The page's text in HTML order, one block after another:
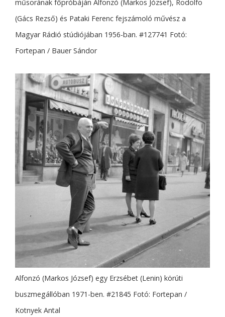
műsorának főpróbáján Alfonzó (Markos József), Rodolfo
(Gács Rezső) és Pataki Ferenc fejszámoló művész a
Magyar Rádió stúdiójában 1956-ban. #127741 Fotó:
Fortepan / Bauer Sándor
Alfonzó (Markos József) egy Erzsébet (Lenin) körúti
buszmegállóban 1971-ben. #21845 Fotó: Fortepan /
Kotnyek Antal